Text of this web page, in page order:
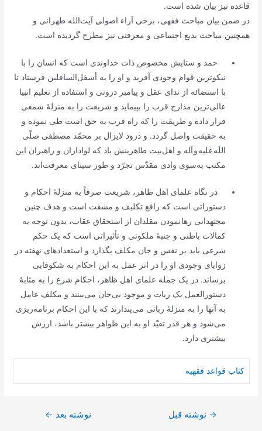
قاعده نیز بیان شده است.
در ضمن بیان مباحث فقهی، برخی آراء اصولی‌‌ِ آیت‌الله طهرانی و
همچنین مباحث بدیع اجتماعی و معرفتی نیز مطرح گردیده است.
حمد و ستایش مخصوص ذات خداوندی است که انسان را با
نیکوترین قوام وجودی آفرید و او را به أسفل‌السافلین فرستاد تا
با استضائه از ندای عقل و پیامبر درونی و استفاده از تعلیم انبیا
عالی‌ترین مدارج قرب را بپیماید و شریعت را به منزلۀ شمعی
قرار داده و طریقت را که راه قرب به حق است طی نموده و
به حقیقت واصل گردد. و درود لایزال بر محمّد مصطفی صلّی
اللَه علیه و آله و اهل‌بیت طاهرینش باد که لواداران و راهبران این
مکتب به‌سوی وادی مقدّس تجرّد و طور سینای معرفت‌اند.
در نگاه علمای اهل ظاهر، شریعت صرفاً به منزلۀ احکام و
دستوراتی است که رافع تکلیف و مشقت است و هدف چنین
مجتهدانی رها نمودن مقلدان از استحقاق عقاب، بدون توجه به
کمالات باطنی و جنبۀ ملکوتی و تأثیراتی است که یک حکم
شرعی باید بر نفس و جان مکلف بگذارد و استعدادهای نهفته در
زوایای وجودی او را در اثر عمل به این احکام به شکوفایی
برساند. در یک جمله علمای اهل ظاهر، احکام شرع را به مثابۀ
دستورالعمل یک ربات و موجود بی‌جان می‌بینند و مکلف عامل
به آنها را به منزلۀ رباتی می‌پندارند که با این احکام برنامه‌ریزی
می‌شود و هر قدر تقیّد او به این ظواهر بیشتر باشد، ارزش
بیشتری دارد.
کتاب قواعد فقهیه
راهبری
→ نوشته قبل نوشته بعد ←